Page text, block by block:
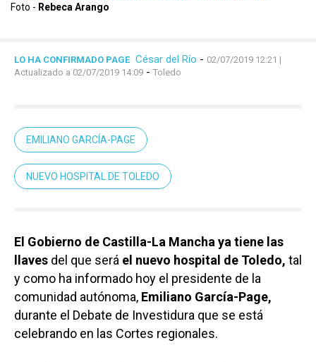
Foto - Rebeca Arango
LO HA CONFIRMADO PAGE César del Río - 02/07/2019 12:21 |
Actualizado a 02/07/2019 14:09 - Toledo
EMILIANO GARCÍA-PAGE
NUEVO HOSPITAL DE TOLEDO
El Gobierno de Castilla-La Mancha ya tiene las
llaves del que será el nuevo hospital de Toledo, tal
y como ha informado hoy el presidente de la
comunidad autónoma, Emiliano García-Page,
durante el Debate de Investidura que se está
celebrando en las Cortes regionales.